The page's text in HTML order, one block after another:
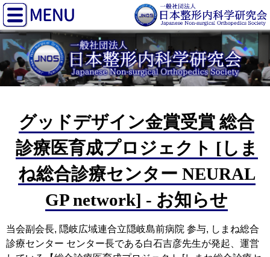
グッドデザイン金賞受賞 総合
診療医育成プロジェクト [しま
ね総合診療センター NEURAL
GP network] - お知らせ
当会副会長, 隠岐広域連合立隠岐島前病院 参与, しまね総合
診療センター センター長である白石吉彦先生が発起、運営